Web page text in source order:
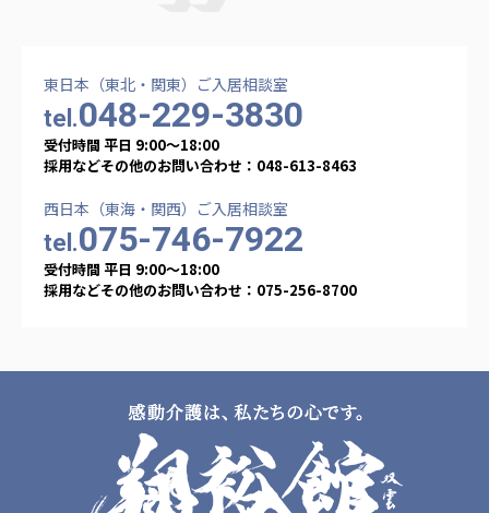
東日本（東北・関東）ご入居相談室
tel.048-229-3830
受付時間 平日 9:00〜18:00
採用などその他のお問い合わせ：048-613-8463
西日本（東海・関西）ご入居相談室
tel.075-746-7922
受付時間 平日 9:00〜18:00
採用などその他のお問い合わせ：075-256-8700